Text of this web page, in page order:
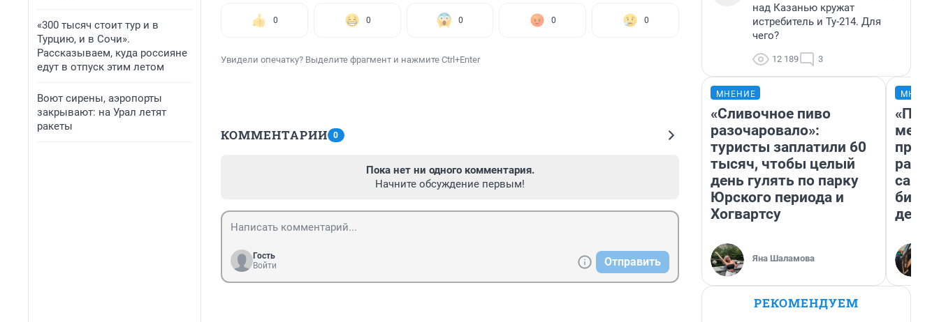
«300 тысяч стоит тур и в
Турцию, и в Сочи».
Рассказываем, куда россияне
едут в отпуск этим летом
Воют сирены, аэропорты
закрывают: на Урал летят
ракеты
0 0 0 0 0
Увидели опечатку? Выделите фрагмент и нажмите Ctrl+Enter
КОММЕНТАРИИ 0
Пока нет ни одного комментария.
Начните обсуждение первым!
Гость
Войти
Отправить
над Казанью кружат
истребитель и Ту-214. Для
чего?
12 189 3
МНЕНИЕ
«Сливочное пиво
разочаровало»:
туристы заплатили 60
тысяч, чтобы целый
день гулять по парку
Юрского периода и
Хогвартсу
Яна Шаламова
РЕКОМЕНДУЕМ